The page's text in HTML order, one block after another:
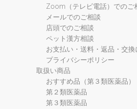
Zoom（テレビ電話）でのご
メールでのご相談
店頭でのご相談
ペット漢方相談
お支払い・送料・返品・交換
プライバシーポリシー
取扱い商品
おすすめ品（第３類医薬品）
第２類医薬品
第３類医薬品